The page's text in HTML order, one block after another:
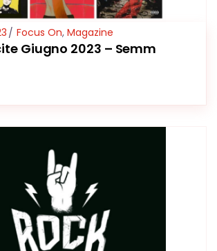
Focus On, Magazine
Giugno 2023 – Semm